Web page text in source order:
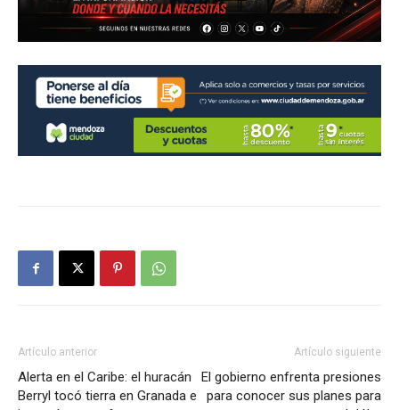
Artículo anterior
Alerta en el Caribe: el huracán
Berryl tocó tierra en Granada e
Artículo siguiente
El gobierno enfrenta presiones
para conocer sus planes para